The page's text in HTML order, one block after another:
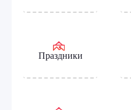
Праздники